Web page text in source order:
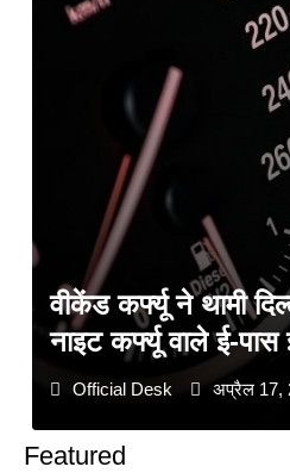
Featured
वीकेंड कर्फ्यू ने थामी
नाइट कर्फ्यू वाले ई-
Official Desk अप्रैल 17,